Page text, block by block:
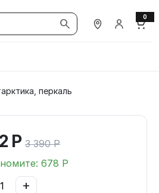
Наши магазины
Вход /
0
перкаль
Р 3 390 Р
678 Р
+